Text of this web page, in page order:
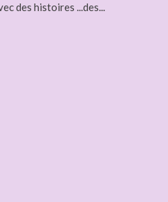
des histoires ...des...